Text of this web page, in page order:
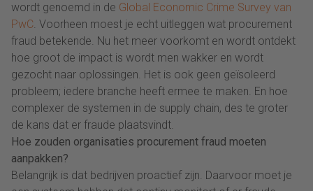
wordt genoemd in de Global Economic Crime Survey van
PwC. Voorheen moest je echt uitleggen wat procurement
fraud betekende. Nu het meer voorkomt en wordt ontdekt
hoe groot de impact is wordt men wakker en wordt
gezocht naar oplossingen. Het is ook geen geïsoleerd
probleem; iedere branche heeft ermee te maken. En hoe
complexer de systemen in de supply chain, des te groter
de kans dat er fraude plaatsvindt.
Hoe zouden organisaties procurement fraud moeten
aanpakken?
Belangrijk is dat bedrijven proactief zijn. Daarvoor moet je